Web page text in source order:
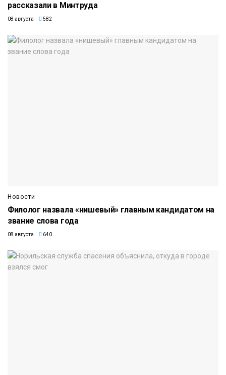
рассказали в Минтруда
08 августа 582
Новости
Филолог назвала «нишевый» главным кандидатом на
звание слова года
08 августа 640